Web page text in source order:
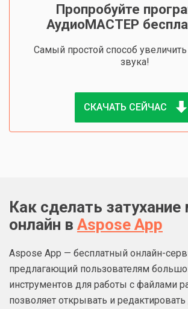
Пропробуйте
АудиоМАСТЕР
Cамый простой способ
звука!
СКАЧАТЬ СЕЙЧАС
Как сделать
онлайн в Aspose App
Aspose App — бесплатный онлайн-
предлагающий пользователям
инструментов для работы с файлами
позволяет открывать и